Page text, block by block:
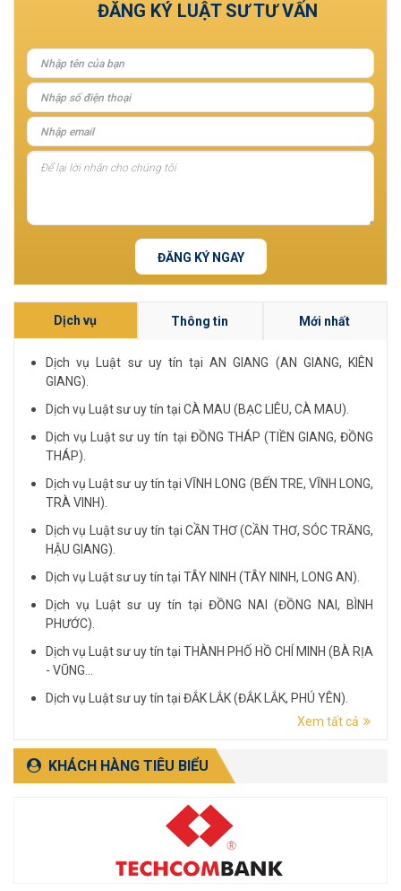
ĐĂNG KÝ LUẬT SƯ TƯ VẤN
ĐĂNG KÝ NGAY
Dịch vụ Thông tin Mới nhất
Dịch vụ Luật sư uy tín tại AN GIANG (AN GIANG, KIÊN
GIANG).
Dịch vụ Luật sư uy tín tại CÀ MAU (BẠC LIÊU, CÀ MAU).
Dịch vụ Luật sư uy tín tại ĐỒNG THÁP (TIỀN GIANG, ĐỒNG
THÁP).
Dịch vụ Luật sư uy tín tại VĨNH LONG (BẾN TRE, VĨNH LONG,
TRÀ VINH).
Dịch vụ Luật sư uy tín tại CẦN THƠ (CẦN THƠ, SÓC TRĂNG,
HẬU GIANG).
Dịch vụ Luật sư uy tín tại TÂY NINH (TÂY NINH, LONG AN).
Dịch vụ Luật sư uy tín tại ĐỒNG NAI (ĐỒNG NAI, BÌNH
PHƯỚC).
Dịch vụ Luật sư uy tín tại THÀNH PHỐ HỒ CHÍ MINH (BÀ RỊA
- VŨNG...
Dịch vụ Luật sư uy tín tại ĐẮK LẮK (ĐẮK LẮK, PHÚ YÊN).
Dịch vụ Luật sư uy tín tại LÂM ĐỒNG (LÂM ĐỒNG, ĐẮK
NÔNG, BÌNH THUẬN).
Xem tất cả
KHÁCH HÀNG TIÊU BIỂU